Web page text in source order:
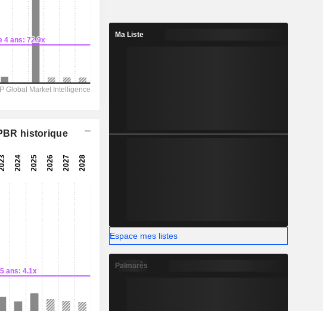
4,169
21,7%
28 375 28 836
21 412
16 432 17 979
historique
Ma Liste
Espace mes listes
Palmarès